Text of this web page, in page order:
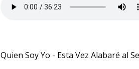
Quien Soy Yo - Esta Vez Alabaré al